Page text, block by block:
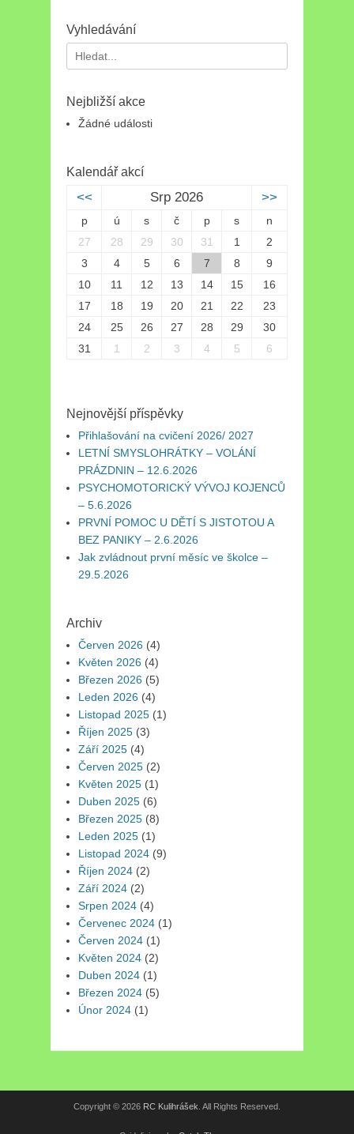
Vyhledávání
Search
for:
Nejbližší akce
Žádné události
Kalendář akcí
<< Srp 2026 >>
p ú s č p s
n
27
28 29 30 31 1
2
3
4 5 6 7 8
9
10
11 12 13 14 15
16
17
18 19 20 21 22
23
24
25 26 27 28 29
30
31
1 2 3 4 5 6
Nejnovější příspěvky
Přihlašování na cvičení 2026/ 2027
LETNÍ SMYSLOHRÁTKY – VOLÁNÍ
PRÁZDNIN – 12.6.2026
PSYCHOMOTORICKÝ VÝVOJ KOJENCŮ
– 5.6.2026
PRVNÍ POMOC U DĚTÍ S JISTOTOU A
BEZ PANIKY – 2.6.2026
Jak zvládnout první měsíc ve školce –
29.5.2026
Archiv
Červen 2026 (4)
Květen 2026 (4)
Březen 2026 (5)
Leden 2026 (4)
Listopad 2025 (1)
Říjen 2025 (3)
Září 2025 (4)
Červen 2025 (2)
Květen 2025 (1)
Duben 2025 (6)
Březen 2025 (8)
Leden 2025 (1)
Listopad 2024 (9)
Říjen 2024 (2)
Září 2024 (2)
Srpen 2024 (4)
Červenec 2024 (1)
Červen 2024 (1)
Květen 2024 (2)
Duben 2024 (1)
Březen 2024 (5)
Únor 2024 (1)
Copyright © 2026 RC Kulihrášek . All Rights Reserved.